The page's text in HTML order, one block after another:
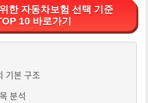
한 자동차보험 선택 기준
10 바로가기
기본 구조
분석